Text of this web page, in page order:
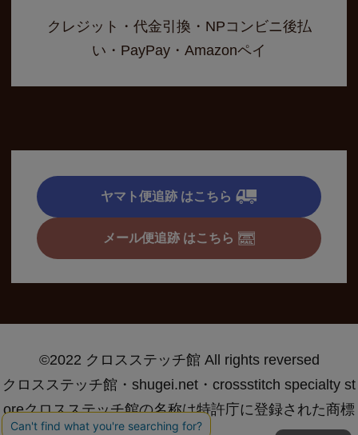
クレジット・代金引換・NPコンビニ後払
い・PayPay・Amazonペイ
ヤマト便追跡 はこちら
メール便追跡 はこちら
©2022 クロスステッチ館 All rights reversed
クロスステッチ館・shugei.net・crossstitch specialty st
oreクロスステッチ館の名称は特許庁に登録された商標